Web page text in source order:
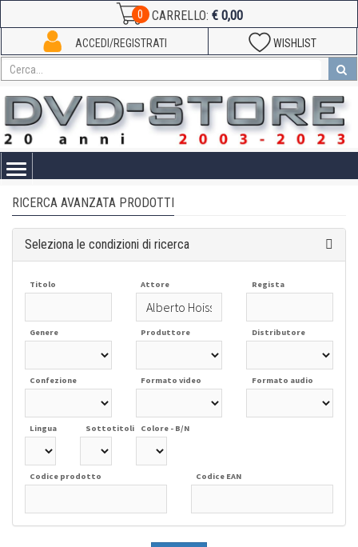
0 CARRELLO: € 0,00
WISHLIST
ACCEDI/REGISTRATI
Toggle
RICERCA AVANZATA PRODOTTI
Seleziona le condizioni di ricerca
Titolo Attore Regista
Genere Produttore Distributore
Confezione Formato video Formato audio
Lingua Sottotitoli Colore - B/N
Codice prodotto Codice EAN